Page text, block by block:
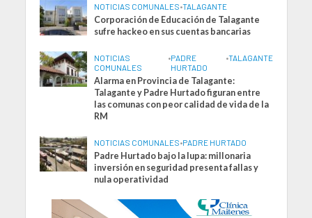
NOTICIAS COMUNALES•TALAGANTE
Corporación de Educación de Talagante
sufre hackeo en sus cuentas bancarias
NOTICIAS
COMUNALES
•PADRE
HURTADO
•TALAGANTE
Alarma en Provincia de Talagante:
Talagante y Padre Hurtado figuran entre
las comunas con peor calidad de vida de la
RM
NOTICIAS COMUNALES•PADRE HURTADO
Padre Hurtado bajo la lupa: millonaria
inversión en seguridad presenta fallas y
nula operatividad